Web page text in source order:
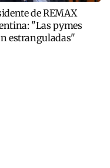
de REMAX
"Las pymes
estranguladas"